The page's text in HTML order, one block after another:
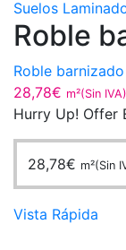
Suelos
Roble
Roble
28,78€ m²(Sin IVA)
Hurry Up! Offer
28,78€ m²(Sin
Vista Rápida